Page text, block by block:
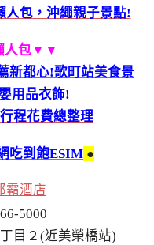
人包，沖繩親子景點!
包▼▼
新都心!歌町站美食景
用品衣飾!
程花費總整理
吃到飽ESIM ●
霸酒店
5000
目２(近美榮橋站)